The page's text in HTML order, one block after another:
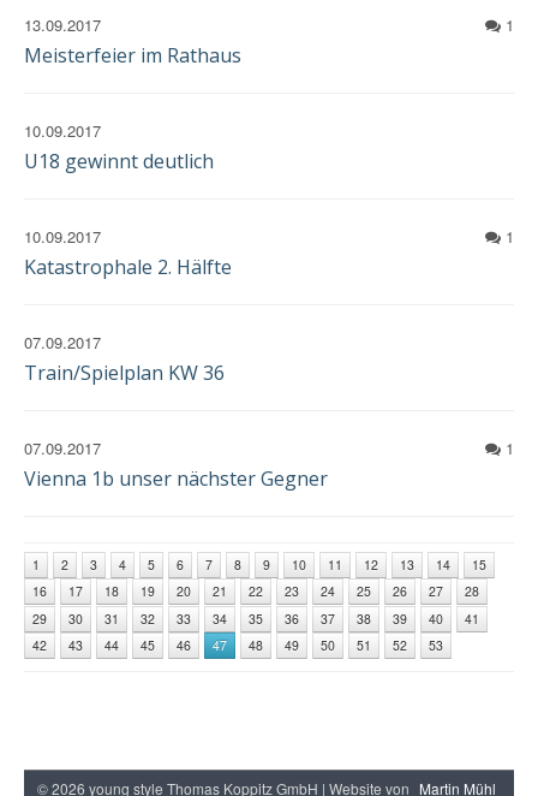
1
13.09.2017
Meisterfeier im Rathaus
10.09.2017
U18 gewinnt deutlich
1
10.09.2017
Katastrophale 2. Hälfte
07.09.2017
Train/Spielplan KW 36
1
07.09.2017
Vienna 1b unser nächster Gegner
1 2 3 4 5 6 7 8 9 10 11 12 13 14
15
16
17 18 19 20 21 22 23 24 25 26 27
28
29
30 31 32 33 34 35 36 37 38 39 40
41
42
43 44 45 46 47 48 49 50 51 52 53
© 2026 young style Thomas Koppitz GmbH | Website von Martin Mühl